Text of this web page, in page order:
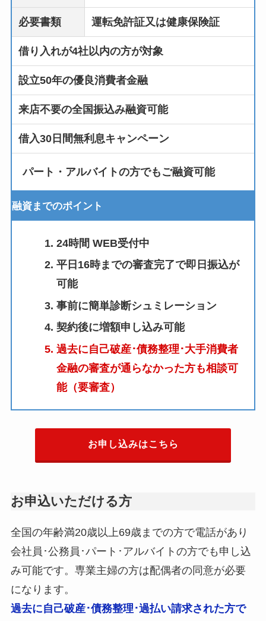
必要書類 運転免許証又は健康保険証
借り入れが4社以内の方が対象
設立50年の優良消費者金融
来店不要の全国振込み融資可能
借入30日間無利息キャンペーン
パート・アルバイトの方でもご融資可能
融資までのポイント
24時間 WEB受付中
平日16時までの審査完了で即日振込が
可能
事前に簡単診断シュミレーション
契約後に増額申し込み可能
過去に自己破産･債務整理･大手消費者
金融の審査が通らなかった方も相談可
能（要審査）
お申し込みはこちら
お申込いただける方
全国の年齢満20歳以上69歳までの方で電話があり
会社員･公務員･パート･アルバイトの方でも申し込
み可能です。専業主婦の方は配偶者の同意が必要
になります。
過去に自己破産･債務整理･過払い請求された方で